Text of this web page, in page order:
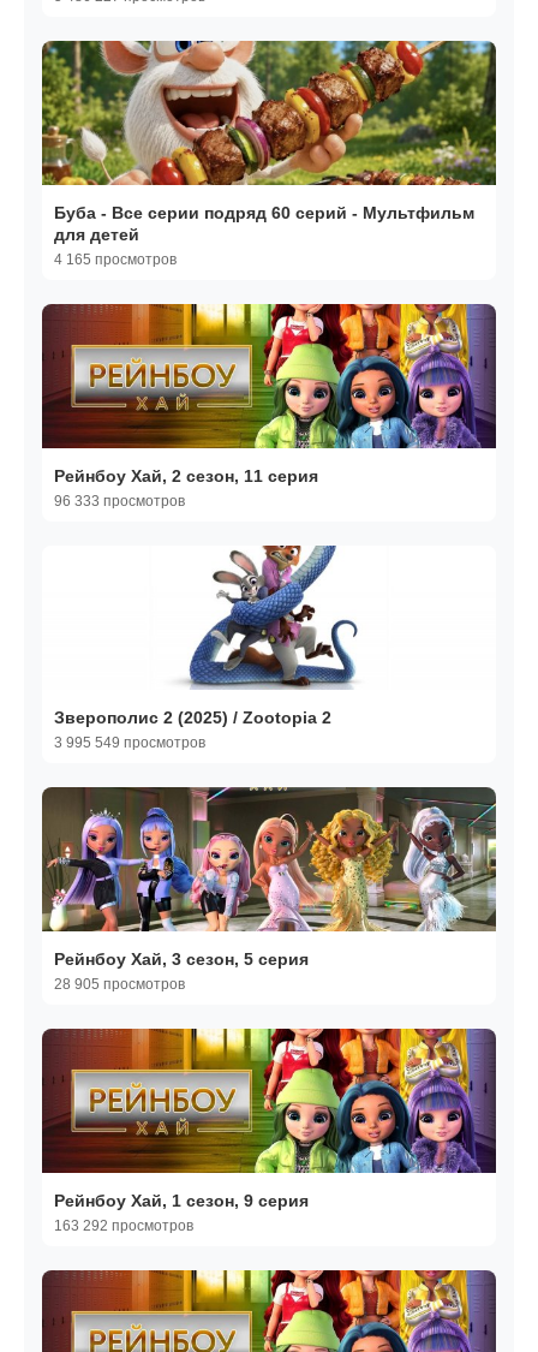
Буба - Все серии подряд 60 серий - Мультфильм
для детей
4 165 просмотров
Рейнбоу Хай, 2 сезон, 11 серия
96 333 просмотров
Зверополис 2 (2025) / Zootopia 2
3 995 549 просмотров
Рейнбоу Хай, 3 сезон, 5 серия
28 905 просмотров
Рейнбоу Хай, 1 сезон, 9 серия
163 292 просмотров